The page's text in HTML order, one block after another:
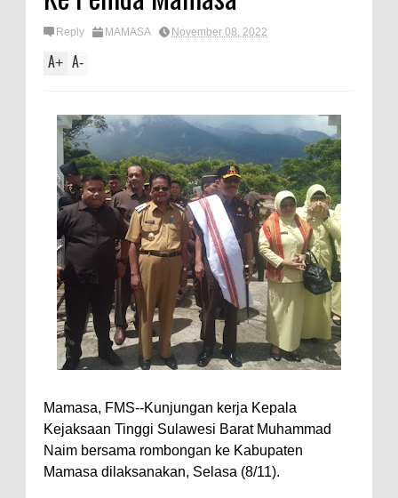
Reply MAMASA November 08, 2022
A+ A-
Mamasa, FMS--Kunjungan kerja Kepala
Kejaksaan Tinggi Sulawesi Barat Muhammad
Naim bersama rombongan ke Kabupaten
Mamasa dilaksanakan, Selasa (8/11).